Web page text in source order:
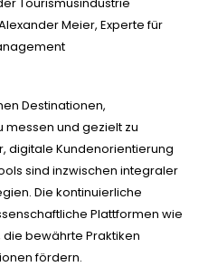
Tourismusindustrie
Meier, Experte für
Destinationen,
und gezielt zu
digitale Kundenorientierung
sind inzwischen integraler
Die kontinuierliche
Plattformen wie
bewährte Praktiken
fördern.